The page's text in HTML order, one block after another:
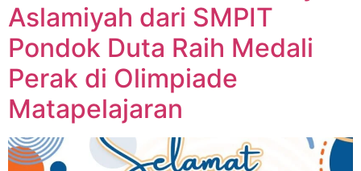
Aslamiyah dari SMPIT
Pondok Duta Raih Medali
Perak di Olimpiade
Matapelajaran